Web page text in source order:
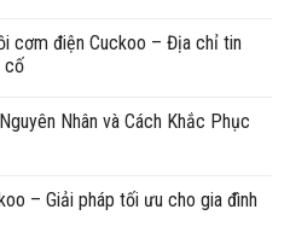
cơm điện Cuckoo – Địa chỉ tin
cố
Nhân và Cách Khắc Phục
– Giải pháp tối ưu cho gia đình